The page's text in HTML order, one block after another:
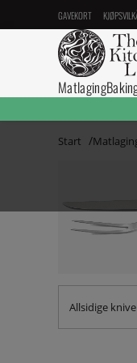
GAVEKORT
Matlaging
Start
Allsidige